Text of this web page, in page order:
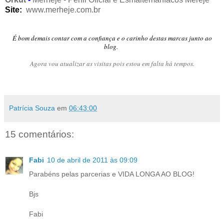
Site: www.merheje.com.br
É bom demais contar com a confiança e o carinho destas marcas junto ao
blog.
Agora vou atualizar as visitas pois estou em falta há tempos.
Patrícia Souza em 06:43:00
15 comentários:
Fabi 10 de abril de 2011 às 09:09
Parabéns pelas parcerias e VIDA LONGA AO BLOG!
Bjs
Fabi